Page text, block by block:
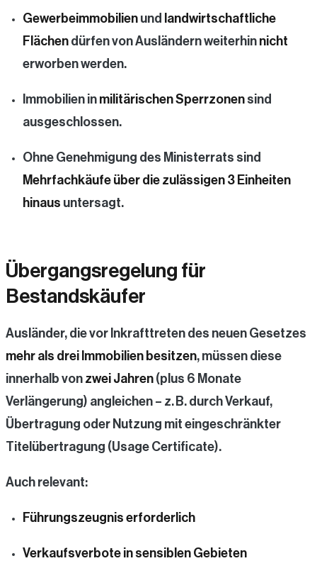
Gewerbeimmobilien und
landwirtschaftliche
Flächen dürfen von Ausländern weiterhin nicht
erworben werden.
Immobilien in militärischen Sperrzonen sind
ausgeschlossen.
Ohne Genehmigung des Ministerrats sind
Mehrfachkäufe über die zulässigen 3 Einheiten
hinaus untersagt.
Übergangsregelung für
Bestandskäufer
Ausländer, die vor Inkrafttreten des neuen Gesetzes
mehr als drei Immobilien besitzen, müssen diese
innerhalb von zwei Jahren (plus 6 Monate
Verlängerung) angleichen – z. B. durch Verkauf,
Übertragung oder Nutzung mit eingeschränkter
Titelübertragung (Usage Certificate).
Auch relevant:
Führungszeugnis erforderlich
Verkaufsverbote in sensiblen Gebieten